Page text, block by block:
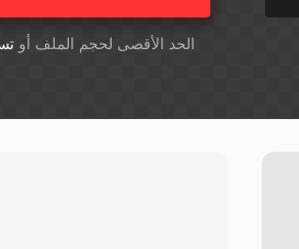
أسقِط الملفات هنا. 1 GB الحد الأقصى لحجم الملف أو